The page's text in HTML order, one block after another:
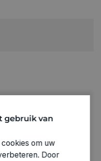
gebruik van
om uw
Door